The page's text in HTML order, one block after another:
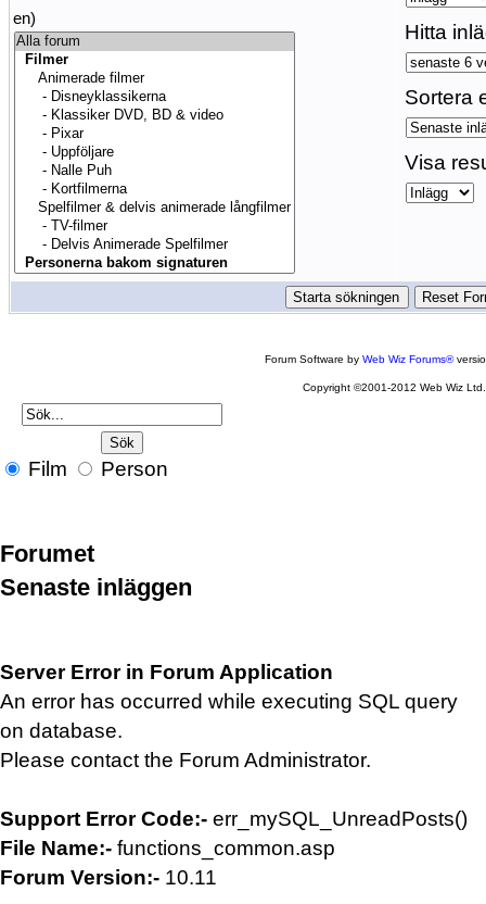
en)
Hitta
Sortera
Visa
Forum Software byWeb Wiz Forums®
Copyright ©2001-2012 Web Wiz Ltd.
Film Person
Forumet
Senaste inläggen
Server Error in Forum Application
An error has occurred while executing SQL query
on database.
Please contact the Forum Administrator.
Support Error Code:- err_mySQL_UnreadPosts()
File Name:- functions_common.asp
Forum Version:- 10.11